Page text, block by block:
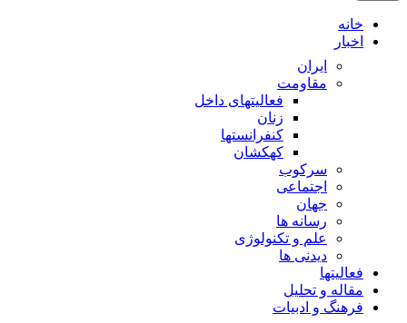
خانه
اخبار
ایران
مقاومت
فعالیتهای داخل
زنان
کنفرانستها
کهکشان
سرکوب
اجتماعی
جهان
رسانه ها
علم و تکنولوژی
دیدنی ها
فعالیتها
مقاله و تحلیل
فرهنگ و ادبیات